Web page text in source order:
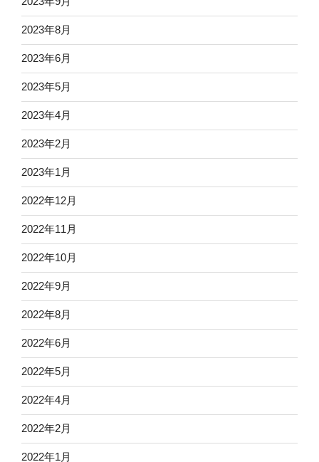
2023年8月
2023年6月
2023年5月
2023年4月
2023年2月
2023年1月
2022年12月
2022年11月
2022年10月
2022年9月
2022年8月
2022年6月
2022年5月
2022年4月
2022年2月
2022年1月